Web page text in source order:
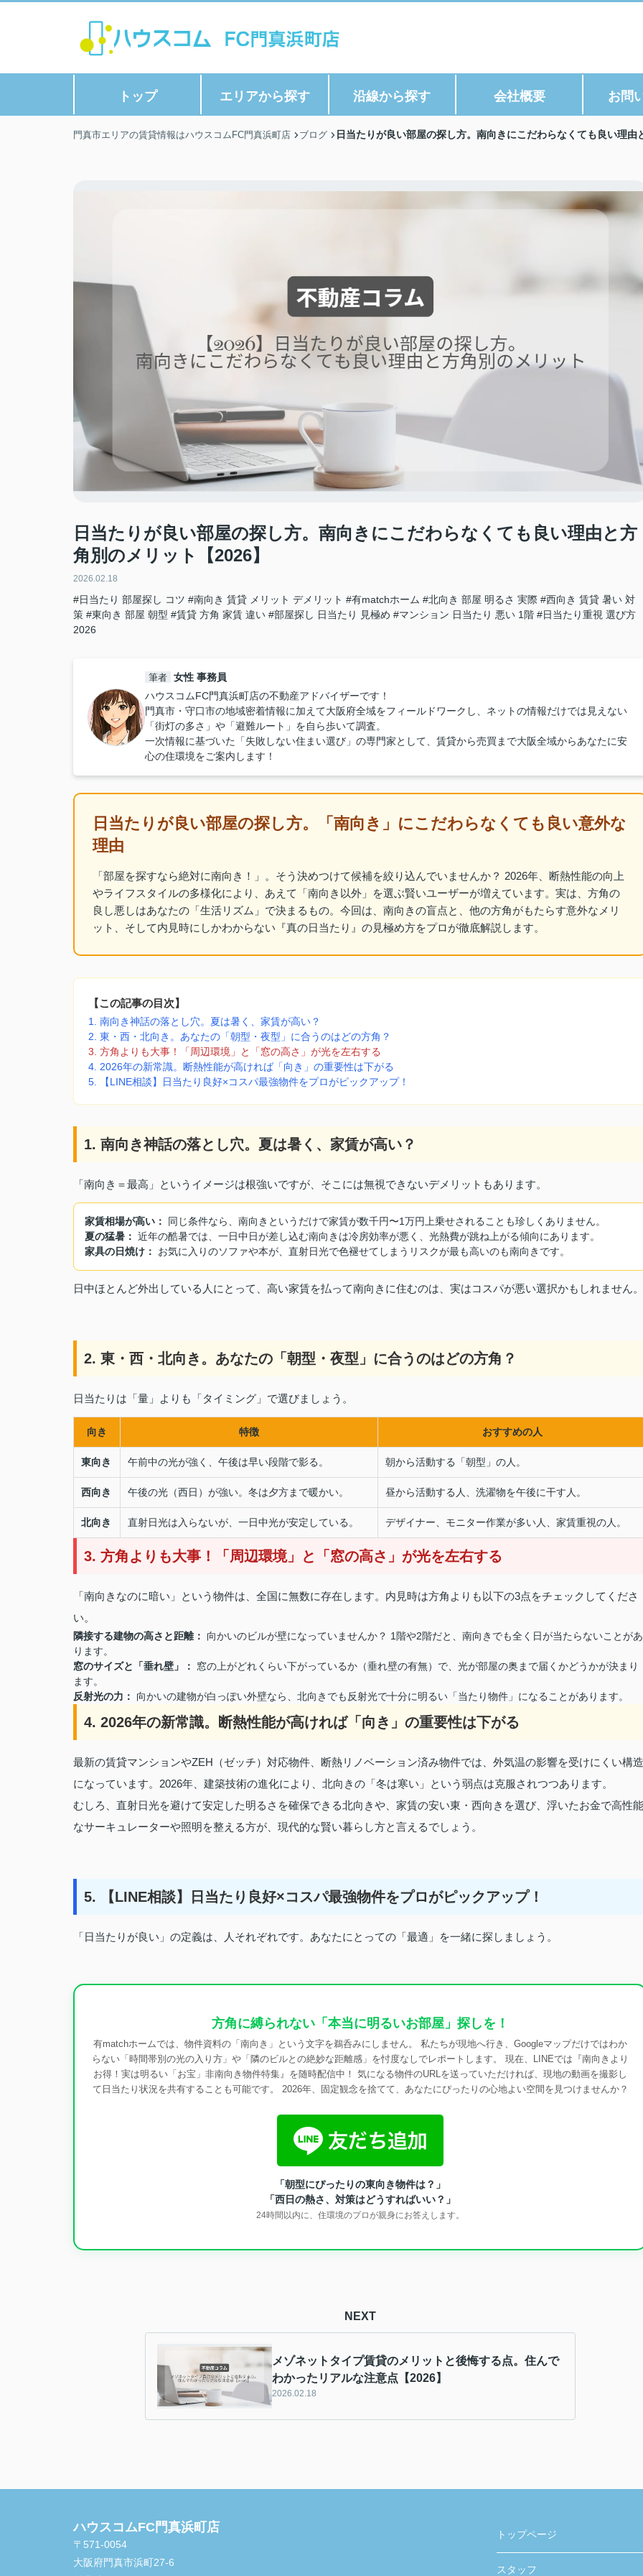
トップ エリアから探す 沿線から探す 会社概要 お問
門真市エリアの賃貸情報はハウスコムFC門真浜町店 ブログ 日当たりが良い部屋の探し方。南向きにこだわらなくても良い理
日当たりが良い部屋の探し方。南向きにこだわらなくても良い理由と方
角別のメリット【2026】
2026.02.18
#日当たり 部屋探し コツ #南向き 賃貸 メリット デメリット #有matchホーム #北向き 部屋 明るさ 実際 #西向き 賃貸 暑い 対
策 #東向き 部屋 朝型 #賃貸 方角 家賃 違い #部屋探し 日当たり 見極め #マンション 日当たり 悪い 1階 #日当たり重視 選び方
2026
筆者 女性 事務員
ハウスコムFC門真浜町店の不動産アドバイザーです！
門真市・守口市の地域密着情報に加えて大阪府全域をフィールドワークし、ネットの情報だけでは見えない
「街灯の多さ」や「避難ルート」を自ら歩いて調査。
一次情報に基づいた「失敗しない住まい選び」の専門家として、賃貸から売買まで大阪全域からあなたに安
心の住環境をご案内します！
日当たりが良い部屋の探し方。「南向き」にこだわらなくても良い意外な
理由
「部屋を探すなら絶対に南向き！」。そう決めつけて候補を絞り込んでいませんか？ 2026年、断熱性能の向上
やライフスタイルの多様化により、あえて「南向き以外」を選ぶ賢いユーザーが増えています。実は、方角の
良し悪しはあなたの「生活リズム」で決まるもの。今回は、南向きの盲点と、他の方角がもたらす意外なメリ
ット、そして内見時にしかわからない『真の日当たり』の見極め方をプロが徹底解説します。
【この記事の目次】
1. 南向き神話の落とし穴。夏は暑く、家賃が高い？
2. 東・西・北向き。あなたの「朝型・夜型」に合うのはどの方角？
3. 方角よりも大事！「周辺環境」と「窓の高さ」が光を左右する
4. 2026年の新常識。断熱性能が高ければ「向き」の重要性は下がる
5. 【LINE相談】日当たり良好×コスパ最強物件をプロがピックアップ！
1. 南向き神話の落とし穴。夏は暑く、家賃が高い？
「南向き＝最高」というイメージは根強いですが、そこには無視できないデメリットもあります。
家賃相場が高い：
同じ条件なら、南向きというだけで家賃が数千円〜1万円上乗せされることも珍しくありません。
夏の猛暑： 近年の酷暑では、一日中日が差し込む南向きは冷房効率が悪く、光熱費が跳ね上がる傾向にあります。
家具の日焼け：
お気に入りのソファや本が、直射日光で色褪せてしまうリスクが最も高いのも南向きです。
日中ほとんど外出している人にとって、高い家賃を払って南向きに住むのは、実はコスパが悪い選択かもしれません。
2. 東・西・北向き。あなたの「朝型・夜型」に合うのはどの方角？
日当たりは「量」よりも「タイミング」で選びましょう。
向き 特徴 おすすめの人
東向き 午前中の光が強く、午後は早い段階で影る。 朝から活動する「朝型」の人。
西向き 午後の光（西日）が強い。冬は夕方まで暖かい。 昼から活動する人、洗濯物を午後に干す人。
北向き 直射日光は入らないが、一日中光が安定している。 デザイナー、モニター作業が多い人、家賃重視の人。
3. 方角よりも大事！「周辺環境」と「窓の高さ」が光を左右する
「南向きなのに暗い」という物件は、全国に無数に存在します。内見時は方角よりも以下の3点をチェックしてくださ
い。
隣接する建物の高さと距離：
向かいのビルが壁になっていませんか？ 1階や2階だと、南向きでも全く日が当たらないことがあ
ります。
窓のサイズと「垂れ壁」：
窓の上がどれくらい下がっているか（垂れ壁の有無）で、光が部屋の奥まで届くかどうかが決まり
ます。
反射光の力：
向かいの建物が白っぽい外壁なら、北向きでも反射光で十分に明るい「当たり物件」になることがあります。
4. 2026年の新常識。断熱性能が高ければ「向き」の重要性は下がる
最新の賃貸マンションやZEH（ゼッチ）対応物件、断熱リノベーション済み物件では、外気温の影響を受けにくい構造
になっています。2026年、建築技術の進化により、北向きの「冬は寒い」という弱点は克服されつつあります。
むしろ、直射日光を避けて安定した明るさを確保できる北向きや、家賃の安い東・西向きを選び、浮いたお金で高性能
なサーキュレーターや照明を整える方が、現代的な賢い暮らし方と言えるでしょう。
5. 【LINE相談】日当たり良好×コスパ最強物件をプロがピックアップ！
「日当たりが良い」の定義は、人それぞれです。あなたにとっての「最適」を一緒に探しましょう。
方角に縛られない「本当に明るいお部屋」探しを！
有matchホームでは、物件資料の「南向き」という文字を鵜呑みにしません。 私たちが現地へ行き、Googleマップだけではわか
らない「時間帯別の光の入り方」や「隣のビルとの絶妙な距離感」を忖度なしでレポートします。 現在、LINEでは『南向きより
お得！実は明るい「お宝」非南向き物件特集』を随時配信中！ 気になる物件のURLを送っていただければ、現地の動画を撮影し
て日当たり状況を共有することも可能です。 2026年、固定観念を捨てて、あなたにぴったりの心地よい空間を見つけませんか？
「朝型にぴったりの東向き物件は？」
「西日の熱さ、対策はどうすればいい？」
24時間以内に、住環境のプロが親身にお答えします。
NEXT
メゾネットタイプ賃貸のメリットと後悔する点。住んで
わかったリアルな注意点【2026】
2026.02.18
ハウスコムFC門真浜町店
〒571-0054
大阪府門真市浜町27-6
トップページ
スタッフ